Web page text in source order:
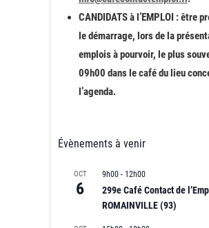
CANDIDATS à l’EMPLOI : être
le démarrage, lors de la
emplois à pourvoir, le plus
09h00 dans le café du lieu
l’agenda.
Évènements à venir
OCT
6
9h00 - 12h00
299e Café Contact de
ROMAINVILLE (93)